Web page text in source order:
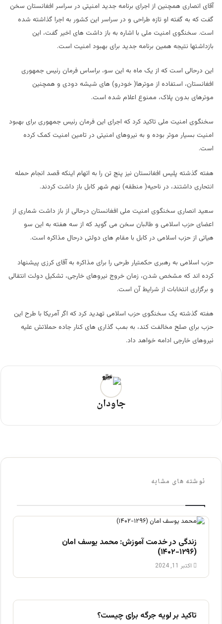
آقای انصاری همچنین از اجرای برنامه جدید امنیتی در سراسر افغانستان سخن
گفت که به گفته او تازه طراحی و در سراسر این کشور به اجرا گذاشته شده
است. سخنگوی امنیت ملی با اشاره به باز داشت های اخیر گفت، این
بازداشتها نتیجه همین برنامه جدید برای بهبود امنیت است.
این درحالی است که از یک ماه به این سو، براساس فرمان رئیس جمهوری
افغانستان، استفاده از موترها( خودرو) های شیشه دودی و همچنین
موترهای بدون پلاک، ممنوع اعلام شده است.
سخنگوی امنیت ملی تاکید کرد که اجرای این فرمان رئیس جمهوری برای بهبود
امنیت بسیار موثر بوده و به نیروهای امنیتی در تامین امنیت کمک کرده
است.
هفته گذشته پلیس افغانستان نیز پنج تن را به اتهام اینکه قصد انجام حمله
انتحاری داشتند، در ناحیه( منطقه) نهم شهر کابل باز داشت کردند.
سعید انصاری سخنگوی امنیت ملی افغانستان درحالی از باز داشت شماری از
اعضای حزب اسلامی و طالبان سخن می گوید که از سه هفته به این سو
هیاتی از حزب اسلامی در کابل با مقام های دولتی درحال مذاکره است.
حزب اسلامی به رهبری حکمتیار طرحی را برای مذاکره به آقای کرزی پیشنهاد
کرده اند که مشخص شدن، زمان خروج نیروهای خارجی، تشکیل دولت انتقالی
و برگزاری انتخابات از شرایط آن است.
هفته گذشته یک سخنگوی حزب اسلامی تهدید کرد که اگر آمریکا با طرح این
حزب برای صلح مخالفت کند، به بمب گذاری های کنار جاده حملاتش علیه
نیروهای خارجی ادامه خواهد داد.
جاودان
نوشته های مشابه
زندگی در خدمت آموزش: محمد یوسف امان
(۱۲۹۶-۱۴۰۲)
اکتبر 11, 2024
تاکید بر لویه جرگه برای چیست؟